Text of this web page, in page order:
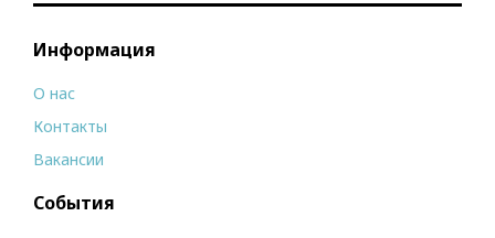
Информация
О нас
Контакты
Вакансии
События